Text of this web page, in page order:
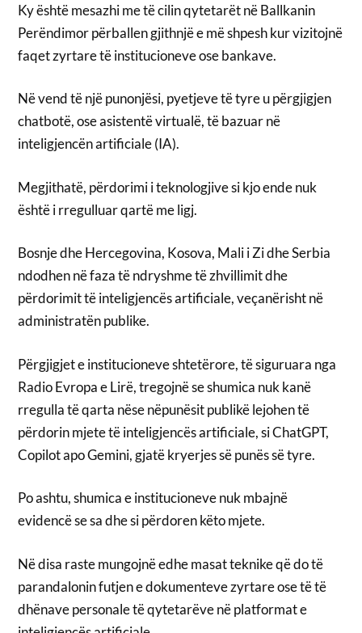
Ky është mesazhi me të cilin qytetarët në Ballkanin
Perëndimor përballen gjithnjë e më shpesh kur vizitojnë
faqet zyrtare të institucioneve ose bankave.
Në vend të një punonjësi, pyetjeve të tyre u përgjigjen
chatbotë, ose asistentë virtualë, të bazuar në
inteligjencën artificiale (IA).
Megjithatë, përdorimi i teknologjive si kjo ende nuk
është i rregulluar qartë me ligj.
Bosnje dhe Hercegovina, Kosova, Mali i Zi dhe Serbia
ndodhen në faza të ndryshme të zhvillimit dhe
përdorimit të inteligjencës artificiale, veçanërisht në
administratën publike.
Përgjigjet e institucioneve shtetërore, të siguruara nga
Radio Evropa e Lirë, tregojnë se shumica nuk kanë
rregulla të qarta nëse nëpunësit publikë lejohen të
përdorin mjete të inteligjencës artificiale, si ChatGPT,
Copilot apo Gemini, gjatë kryerjes së punës së tyre.
Po ashtu, shumica e institucioneve nuk mbajnë
evidencë se sa dhe si përdoren këto mjete.
Në disa raste mungojnë edhe masat teknike që do të
parandalonin futjen e dokumenteve zyrtare ose të të
dhënave personale të qytetarëve në platformat e